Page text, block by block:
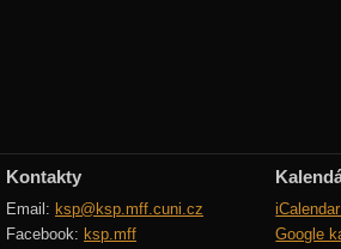
Kontakty
Email: ksp@ksp.mff.cuni.cz
Facebook: ksp.mff
Google